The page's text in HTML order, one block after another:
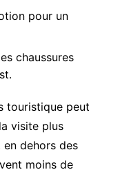
pour un
chaussures
touristique peut
visite plus
en dehors des
moins de